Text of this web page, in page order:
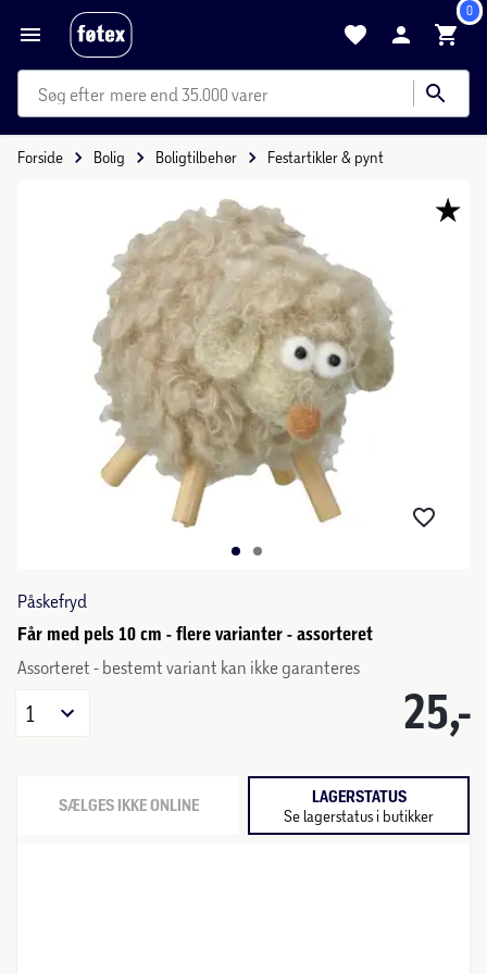
0
mere end 35.000 varer
Forside Bolig Boligtilbehør Festartikler & pynt
Påskefryd
Får med pels 10 cm - flere varianter - assorteret
Assorteret - bestemt variant kan ikke garanteres
25,-
1
SÆLGES IKKE ONLINE LAGERSTATUS
Se lagerstatus i butikker